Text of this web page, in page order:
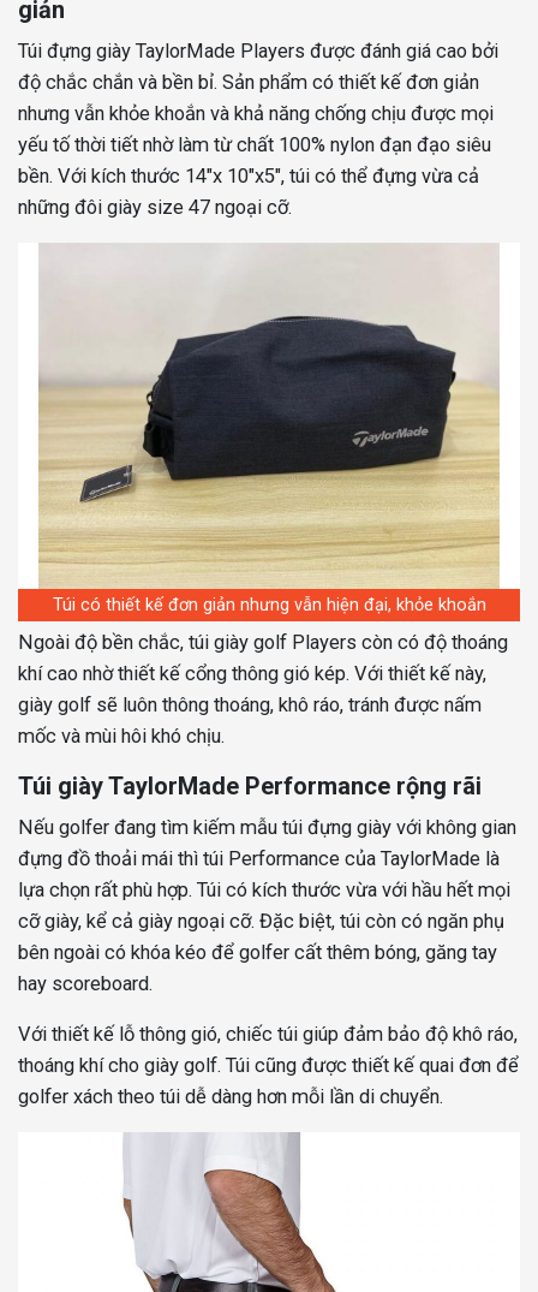
giản
Túi đựng giày TaylorMade Players được đánh giá cao bởi
độ chắc chắn và bền bỉ. Sản phẩm có thiết kế đơn giản
nhưng vẫn khỏe khoắn và khả năng chống chịu được mọi
yếu tố thời tiết nhờ làm từ chất 100% nylon đạn đạo siêu
bền. Với kích thước 14″x 10″x5″, túi có thể đựng vừa cả
những đôi giày size 47 ngoại cỡ.
Túi có thiết kế đơn giản nhưng vẫn hiện đại, khỏe khoắn
Ngoài độ bền chắc, túi giày golf Players còn có độ thoáng
khí cao nhờ thiết kế cổng thông gió kép. Với thiết kế này,
giày golf sẽ luôn thông thoáng, khô ráo, tránh được nấm
mốc và mùi hôi khó chịu.
Túi giày TaylorMade Performance rộng rãi
Nếu golfer đang tìm kiếm mẫu túi đựng giày với không gian
đựng đồ thoải mái thì túi Performance của TaylorMade là
lựa chọn rất phù hợp. Túi có kích thước vừa với hầu hết mọi
cỡ giày, kể cả giày ngoại cỡ. Đặc biệt, túi còn có ngăn phụ
bên ngoài có khóa kéo để golfer cất thêm bóng, găng tay
hay scoreboard.
Với thiết kế lỗ thông gió, chiếc túi giúp đảm bảo độ khô ráo,
thoáng khí cho giày golf. Túi cũng được thiết kế quai đơn để
golfer xách theo túi dễ dàng hơn mỗi lần di chuyển.